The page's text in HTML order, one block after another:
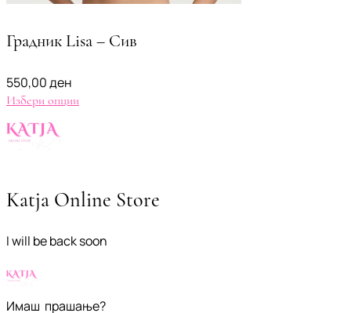
Градник Lisa – Сив
550,00ден
Избери опции
Katja Online Store
I will be back soon
Имаш прашање?